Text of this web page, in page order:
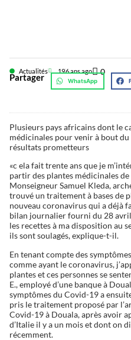
Actualités 196 ans ago 0
Partager WhatsApp
Plusieurs pays africains dont le
médicinales pour venir à bout
résultats prometteurs
«c ela fait trente ans que je
partir des plantes médicinales
Monseigneur Samuel Kleda,
trouvé un traitement à bases de
nouveau coronavirus qui a déjà
bilan journalier fourni du 28 avril
les recettes à ma disposition au
ils sont soulagés, explique-t-il.
En tenant compte des
comme ayant le coronavirus,
plantes et ces personnes se
E., employé d’une banque à
symptômes du Covid-19 a
pris le traitement proposé par
Covid-19 à Douala, après avoir
d’Italie il y a un mois et dont on
récemment.